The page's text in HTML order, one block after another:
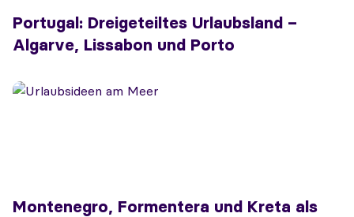
Portugal: Dreigeteiltes Urlaubsland –
Algarve, Lissabon und Porto
Montenegro, Formentera und Kreta als